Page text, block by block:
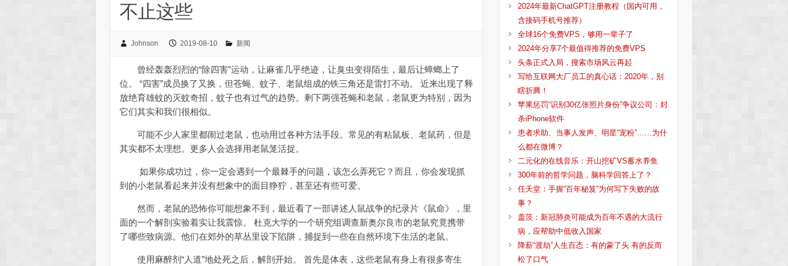
不止这些
Johnson 2019-08-10 新闻
曾经轰轰烈烈的“除四害”运动，让麻雀几乎绝迹，让臭虫变得陌生，最后让蟑螂上了
位。 “四害”成员换了又换，但苍蝇、蚊子、老鼠组成的铁三角还是雷打不动。 近来出现了释
放绝育雄蚊的灭蚊奇招，蚊子也有过气的趋势。剩下两强苍蝇和老鼠，老鼠更为特别，因为
它们其实和我们很相似。
可能不少人家里都闹过老鼠，也动用过各种方法手段。常见的有粘鼠板、老鼠药，但是
其实都不太理想。更多人会选择用老鼠笼活捉。
如果你成功过，你一定会遇到一个最棘手的问题，该怎么弄死它？而且，你会发现抓
到的小老鼠看起来并没有想象中的面目狰狞，甚至还有些可爱。
然而，老鼠的恐怖你可能想象不到，最近看了一部讲述人鼠战争的纪录片《鼠命》，里
面的一个解剖实验着实让我震惊。 杜克大学的一个研究组调查新奥尔良市的老鼠究竟携带
了哪些致病源。他们在郊外的草丛里设下陷阱，捕捉到一些在自然环境下生活的老鼠。
使用麻醉剂“人道”地处死之后，解剖开始。 首先是体表，这些老鼠有身上有很多寄生
2024年最新ChatGPT注册教程（国内可用，
含接码手机号推荐）
全球16个免费VPS，够用一辈子了
2024年分享7个最值得推荐的免费VPS
头条正式入局，搜索市场风云再起
写给互联网大厂员工的真心话：2020年，别
瞎折腾！
苹果惩罚“识别30亿张照片身份”争议公司：封
杀iPhone软件
患者求助、当事人发声、明星“宠粉”……为什
么都在微博？
二元化的在线音乐：开山挖矿VS蓄水养鱼
300年前的哲学问题，脑科学回答上了？
任天堂：手握“百年秘笈”为何写下失败的故
事？
盖茨：新冠肺炎可能成为百年不遇的大流行
病，应帮助中低收入国家
降薪“渡劫”人生百态：有的蒙了头 有的反而
松了口气